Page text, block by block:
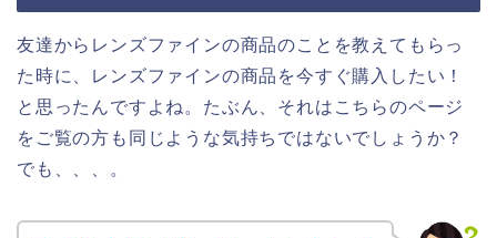
友達からレンズファインの商品のことを教えてもらっ
た時に、レンズファインの商品を今すぐ購入したい！
と思ったんですよね。たぶん、それはこちらのページ
をご覧の方も同じような気持ちではないでしょうか？
でも、、、。